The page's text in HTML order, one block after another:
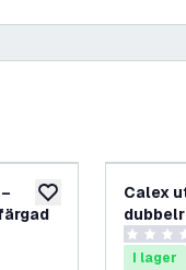
lägg till i önskelistan
Calex
–
0
I lager